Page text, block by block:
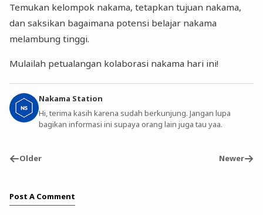
Temukan kelompok nakama, tetapkan tujuan nakama,
dan saksikan bagaimana potensi belajar nakama
melambung tinggi.
Mulailah petualangan kolaborasi nakama hari ini!
Nakama Station
Hi, terima kasih karena sudah berkunjung. Jangan lupa
bagikan informasi ini supaya orang lain juga tau yaa.
Older Newer
Post A Comment